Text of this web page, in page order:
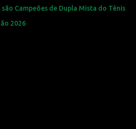
Campeões de Dupla Mista do Tênis
2026